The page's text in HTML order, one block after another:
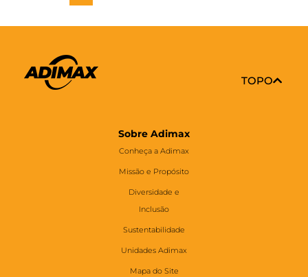
TOPO
Sobre Adimax
Conheça a Adimax
Missão e Propósito
Diversidade e
Inclusão
Sustentabilidade
Unidades Adimax
Mapa do Site